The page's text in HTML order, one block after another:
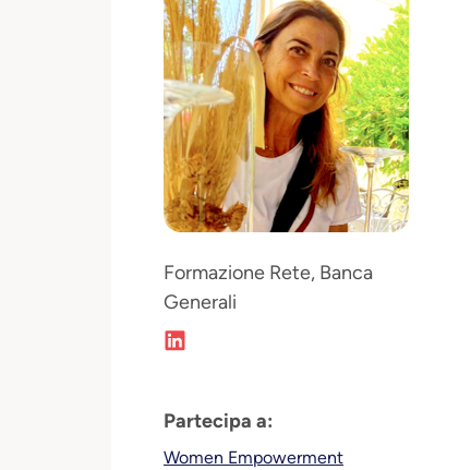
Formazione Rete, Banca
Generali
Partecipa a:
Women Empowerment